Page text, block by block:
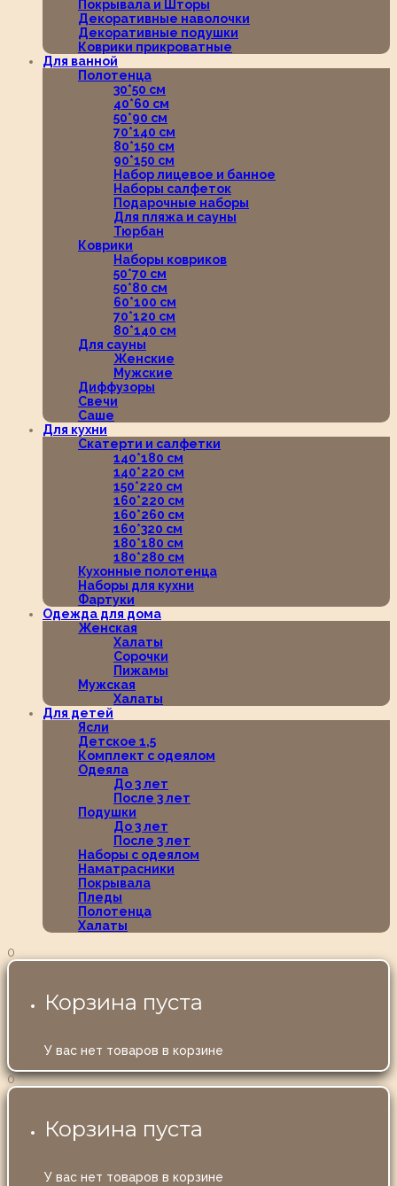
Покрывала и Шторы
Декоративные наволочки
Декоративные подушки
Коврики прикроватные
Для ванной
Полотенца
30*50 см
40*60 см
50*90 см
70*140 см
80*150 см
90*150 см
Набор лицевое и банное
Наборы салфеток
Подарочные наборы
Для пляжа и сауны
Тюрбан
Коврики
Наборы ковриков
50*70 см
50*80 см
60*100 см
70*120 см
80*140 см
Для сауны
Женские
Мужские
Диффузоры
Свечи
Саше
Для кухни
Скатерти и салфетки
140*180 см
140*220 см
150*220 см
160*220 см
160*260 см
160*320 см
180*180 см
180*280 см
Кухонные полотенца
Наборы для кухни
Фартуки
Одежда для дома
Женская
Халаты
Сорочки
Пижамы
Мужская
Халаты
Для детей
Ясли
Детское 1,5
Комплект с одеялом
Одеяла
До 3 лет
После 3 лет
Подушки
До 3 лет
После 3 лет
Наборы с одеялом
Наматрасники
Покрывала
Пледы
Полотенца
Халаты
0
Корзина пуста
У вас нет товаров в корзине
0
Корзина пуста
У вас нет товаров в корзине